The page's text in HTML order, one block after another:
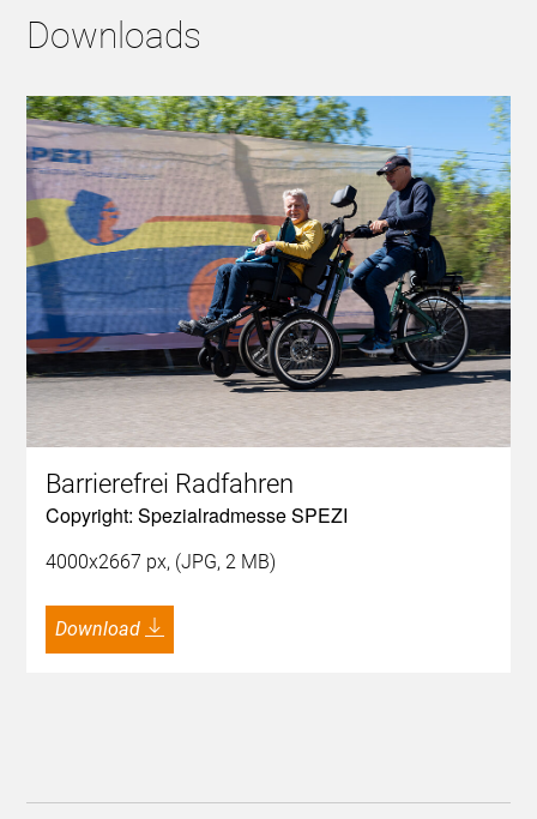
Downloads
Barrierefrei Radfahren
Copyright: Spezialradmesse SPEZI
4000x2667 px, (JPG, 2 MB)
Download